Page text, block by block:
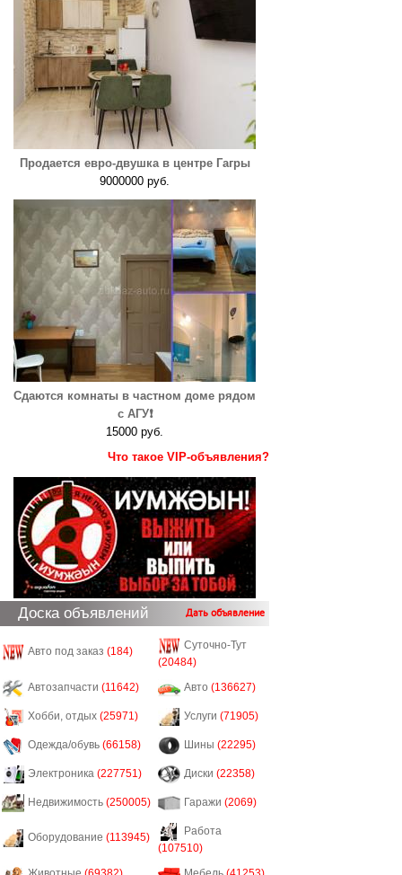
Продается евро-двушка в центре Гагры
9000000 руб.
Сдаются комнаты в частном доме рядом
с АГУ❗️
15000 руб.
Что такое VIP-объявления?
Доска объявлений Дать объявление
Авто под заказ (184)
Суточно-Тут
(20484)
Автозапчасти (11642) Авто (136627)
Хобби, отдых (25971) Услуги (71905)
Одежда/обувь (66158) Шины (22295)
Электроника (227751) Диски (22358)
Недвижимость (250005) Гаражи (2069)
Оборудование (113945)
Работа
(107510)